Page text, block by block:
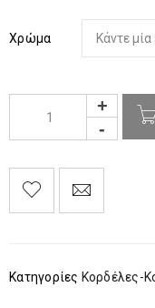
Χρώμα
Κατηγορίες Κορδέλες-